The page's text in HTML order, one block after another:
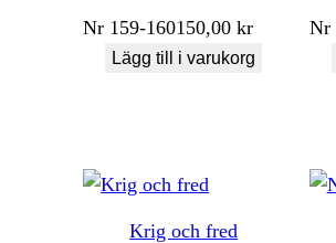
Nr 159-160150,00kr
Lägg till i varukorg
Nr
Krig och fred